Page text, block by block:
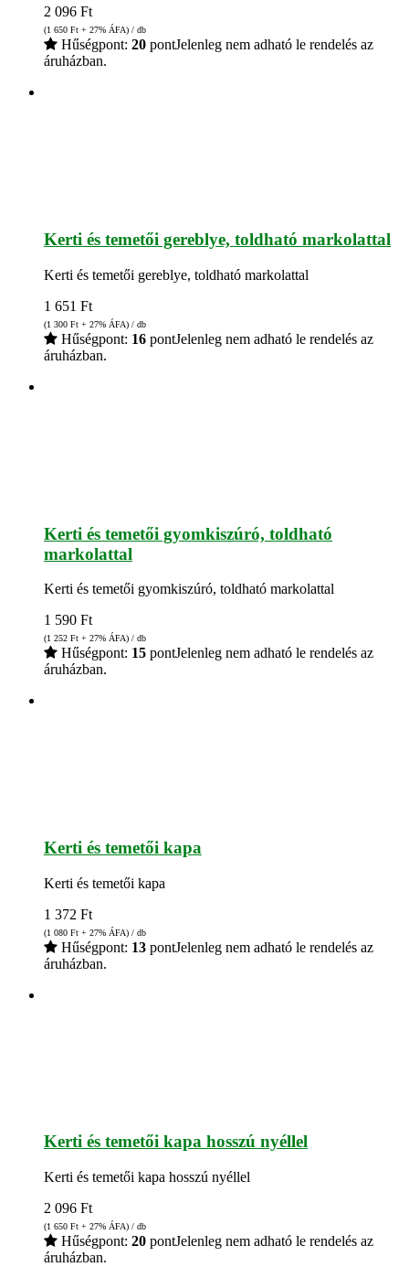
2 096 Ft
(1 650 Ft + 27% ÁFA) / db
Hűségpont: 20 pontJelenleg nem adható le rendelés az
áruházban.
Kerti és temetői gereblye, toldható markolattal
Kerti és temetői gereblye, toldható markolattal
1 651 Ft
(1 300 Ft + 27% ÁFA) / db
Hűségpont: 16 pontJelenleg nem adható le rendelés az
áruházban.
Kerti és temetői gyomkiszúró, toldható
markolattal
Kerti és temetői gyomkiszúró, toldható markolattal
1 590 Ft
(1 252 Ft + 27% ÁFA) / db
Hűségpont: 15 pontJelenleg nem adható le rendelés az
áruházban.
Kerti és temetői kapa
Kerti és temetői kapa
1 372 Ft
(1 080 Ft + 27% ÁFA) / db
Hűségpont: 13 pontJelenleg nem adható le rendelés az
áruházban.
Kerti és temetői kapa hosszú nyéllel
Kerti és temetői kapa hosszú nyéllel
2 096 Ft
(1 650 Ft + 27% ÁFA) / db
Hűségpont: 20 pontJelenleg nem adható le rendelés az
áruházban.